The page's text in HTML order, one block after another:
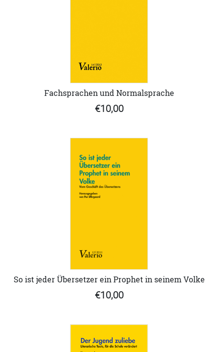
Fachsprachen und Normalsprache
€10,00
So ist jeder Übersetzer ein Prophet in seinem Volke
€10,00